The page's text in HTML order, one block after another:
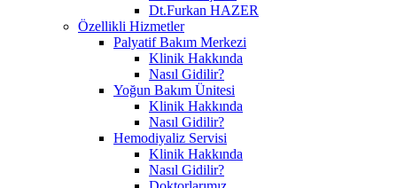
Dt.Furkan HAZER
Özellikli Hizmetler
Palyatif Bakım Merkezi
Klinik Hakkında
Nasıl Gidilir?
Yoğun Bakım Ünitesi
Klinik Hakkında
Nasıl Gidilir?
Hemodiyaliz Servisi
Klinik Hakkında
Nasıl Gidilir?